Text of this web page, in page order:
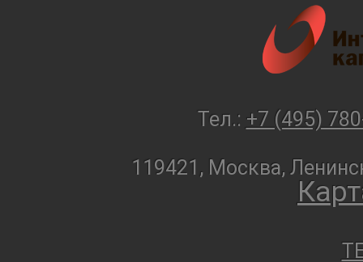
Тел.: +7 (495)
119421, Москва,